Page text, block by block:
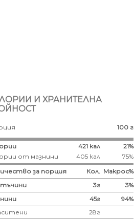
И ХРАНИТЕЛНА
100 г
421 кал
21%
от мазнини
405 кал
75%
за порция
Кол. Макрос%
3г
3%
45г
94%
28г